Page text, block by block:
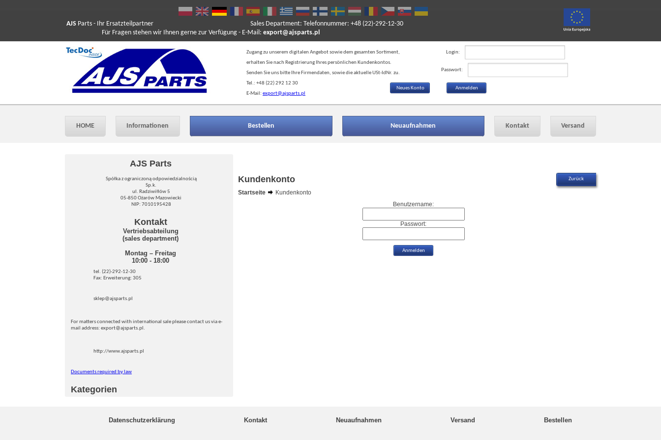
AJS Parts - Ihr Ersatzteilpartner
Für Fragen stehen wir Ihnen gerne zur Verfügung - E-Mail: export@ajsparts.pl
Sales Department: Telefonnummer: +48 (22)-292-12-30
Zugang zu unserem digitalen Angebot sowie dem gesamten Sortiment,
erhalten Sie nach Registrierung Ihres persönlichen Kundenkontos.
Senden Sie uns bitte Ihre Firmendaten, sowie die aktuelle USt-IdNr. zu.
Tel.: +48 (22) 292 12 30
E-Mail: export@ajsparts.pl
Login:
Passwort:
Neues Konto
HOME Informationen Bestellen Neuaufnahmen Kontakt Versand
AJS Parts
Spółka z ograniczoną odpowiedzialnością
Sp.k.
ul. Radziwiłłów 5
05-850 Ożarów Mazowiecki
NIP: 7010195428
Kontakt
Vertriebsabteilung
(sales department)
Montag – Freitag
10:00 - 18:00
tel. (22)-292-12-30
Fax: Erweiterung: 305
sklep@ajsparts.pl
For matters connected with international sale please contact us via e-
mail address: export@ajsparts.pl.
http://www.ajsparts.pl
Documents required by law
Kategorien
Kundenkonto
Startseite
Kundenkonto
Benutzername:
Passwort:
Datenschutzerklärung Kontakt Neuaufnahmen Versand Bestellen